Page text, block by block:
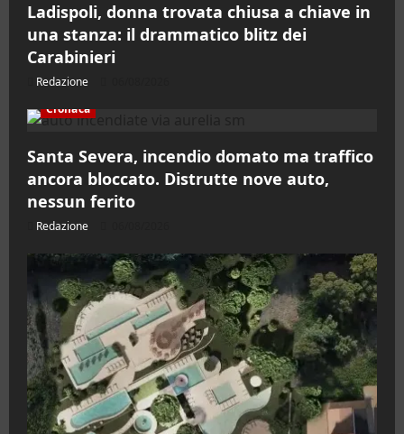
Ladispoli, donna trovata chiusa a chiave in
una stanza: il drammatico blitz dei
Carabinieri
Redazione
Cronaca
Santa Severa, incendio domato ma traffico
ancora bloccato. Distrutte nove auto,
nessun ferito
Redazione